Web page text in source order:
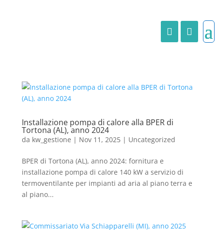
Installazione pompa di calore alla BPER di
Tortona (AL), anno 2024
da kw_gestione | Nov 11, 2025| Uncategorized
BPER di Tortona (AL), anno 2024: fornitura e
installazione pompa di calore 140 kW a servizio di
termoventilante per impianti ad aria al piano terra e
al piano...